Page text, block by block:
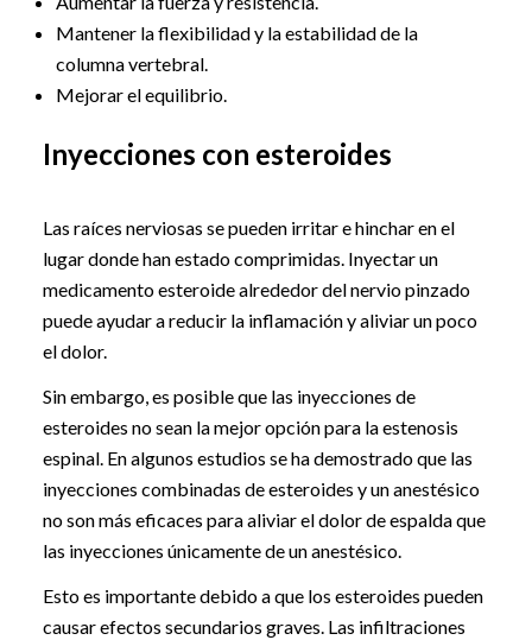
Mantener la flexibilidad y la estabilidad de la
columna vertebral.
Mejorar el equilibrio.
Inyecciones con esteroides
Las raíces nerviosas se pueden irritar e hinchar en el
lugar donde han estado comprimidas. Inyectar un
medicamento esteroide alrededor del nervio pinzado
puede ayudar a reducir la inflamación y aliviar un poco
el dolor.
Sin embargo, es posible que las inyecciones de
esteroides no sean la mejor opción para la estenosis
espinal. En algunos estudios se ha demostrado que las
inyecciones combinadas de esteroides y un anestésico
no son más eficaces para aliviar el dolor de espalda que
las inyecciones únicamente de un anestésico.
Esto es importante debido a que los esteroides pueden
causar efectos secundarios graves. Las infiltraciones